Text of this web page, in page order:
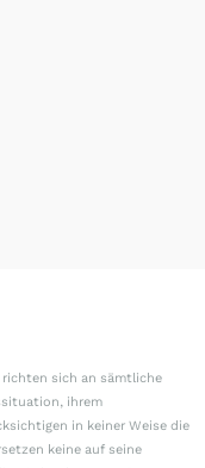
sich an sämtliche
ihrem
in keiner Weise die
keine auf seine